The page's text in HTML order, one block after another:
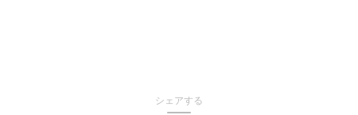
シェアする